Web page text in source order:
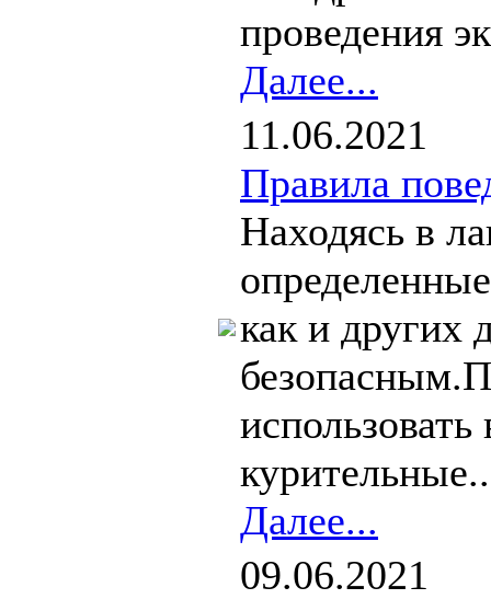
проведения
Далее...
11.06.2021
Правила
Находясь в
как и других
Далее...
09.06.2021